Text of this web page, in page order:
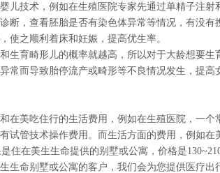
技术，例如在生殖医院专家先通过单精子注射
断，查看胚胎是否有染色体异常等情况，有没有
使之顺利着床和妊娠，提高优生率。
育畸形儿的概率就越高，所以对于大龄想要生
常而导致胎停流产或畸形等不良情况发生，提
美吃住行的生活费用，例如在生殖医院，一个
试管技术操作费用。而生活方面的费用，例如在
住在美生生命提供的别墅或公寓，价格是
生命别墅或公寓的客户，我们会为您提供医疗